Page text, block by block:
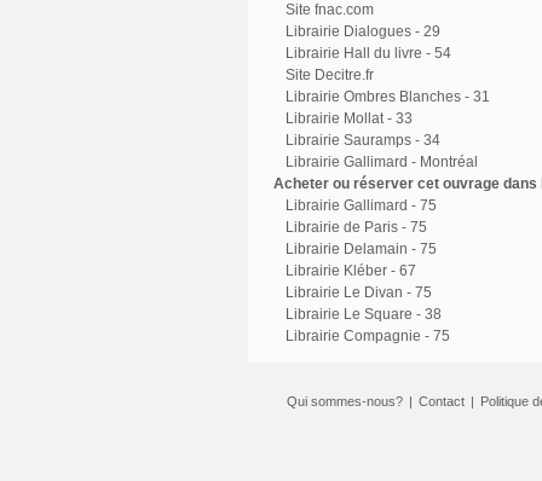
Site fnac.com
Librairie Dialogues - 29
Librairie Hall du livre - 54
Site Decitre.fr
Librairie Ombres Blanches - 31
Librairie Mollat - 33
Librairie Sauramps - 34
Librairie Gallimard - Montréal
Acheter ou réserver cet ouvrage
Librairie Gallimard - 75
Librairie de Paris - 75
Librairie Delamain - 75
Librairie Kléber - 67
Librairie Le Divan - 75
Librairie Le Square - 38
Librairie Compagnie - 75
Qui sommes-nous? | Contact | Politique